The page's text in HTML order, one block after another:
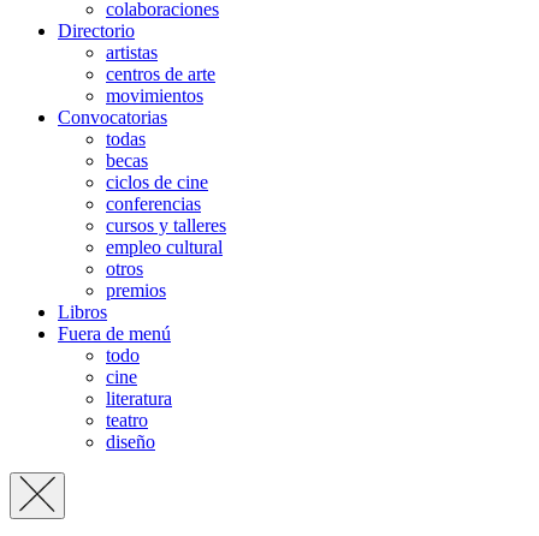
colaboraciones
Directorio
artistas
centros de arte
movimientos
Convocatorias
todas
becas
ciclos de cine
conferencias
cursos y talleres
empleo cultural
otros
premios
Libros
Fuera de menú
todo
cine
literatura
teatro
diseño